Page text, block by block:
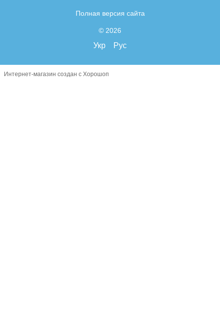
Полная версия сайта
© 2026
Укр Рус
Интернет-магазин создан с Хорошоп